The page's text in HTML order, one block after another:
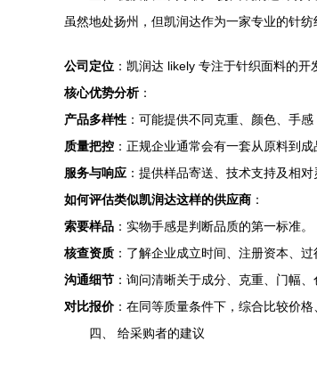
虽然地处扬州，但凯润达作为一家专业的针
公司定位 ：凯润达 likely 专注于针织面料的
核心优势分析：
产品多样性 ：可能提供不同克重、颜色、手
质量把控 ：正规企业通常会有一套从原料到成
服务与响应 ：提供样品寄送、技术支持及相
如何评估类似凯润达这样的供应商 ：
索要样品 ：实物手感是判断品质的第一标准。
核查资质 ：了解企业成立时间、注册资本、过
沟通细节 ：询问清晰关于成分、克重、门幅
对比报价：在同等质量条件下，综合比较价格
四、 给采购者的建议